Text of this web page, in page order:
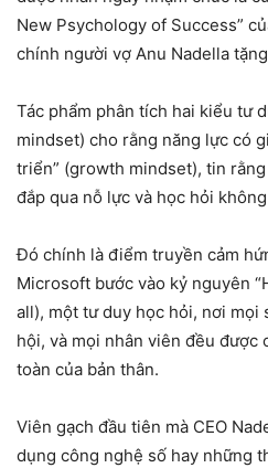
New Psychology of Success”
chính người vợ Anu Nadella
Tác phẩm phân tích hai kiểu tư
mindset) cho rằng năng lực có
triển” (growth mindset), tin
đắp qua nỗ lực và học hỏi
Đó chính là điểm truyền cảm
Microsoft bước vào kỷ nguyên
all), một tư duy học hỏi, nơi mọi
hội, và mọi nhân viên đều được
toàn của bản thân.
Viên gạch đầu tiên mà CEO
dụng công nghệ số hay những